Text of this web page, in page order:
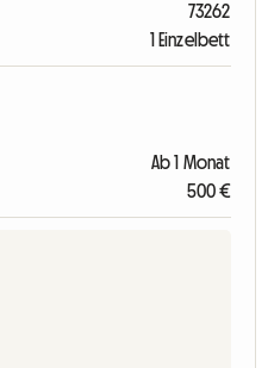
73262
1 Einzelbett
Ab 1 Monat
500 €